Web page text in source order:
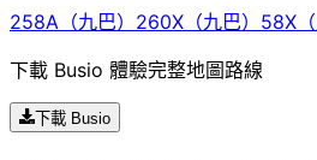
258A（九巴） 260X（九巴） 58X（
下載 Busio 體驗完整地圖路線
下載 Busio